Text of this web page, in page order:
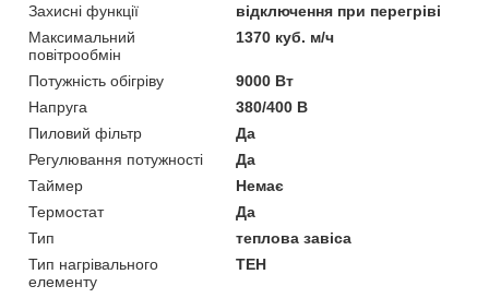
Захисні функції
відключення при перегріві
Максимальний
повітрообмін
1370 куб. м/ч
Потужність обігріву
9000 Вт
Напруга
380/400 В
Пиловий фільтр
Да
Регулювання потужності
Да
Таймер
Немає
Термостат
Да
Тип
теплова завіса
Тип нагрівального
елементу
ТЕН